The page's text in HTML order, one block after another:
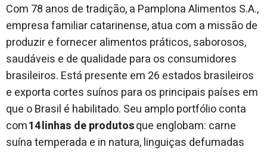
Com 78 anos de tradição, a Pamplona Alimentos S.A.,
empresa familiar catarinense, atua com a missão de
produzir e fornecer alimentos práticos, saborosos,
saudáveis e de qualidade para os consumidores
brasileiros. Está presente em 26 estados brasileiros
e exporta cortes suínos para os principais países em
que o Brasil é habilitado. Seu amplo portfólio conta
com14 linhas de produtosque englobam: carne
suína temperada e in natura, linguiças defumadas